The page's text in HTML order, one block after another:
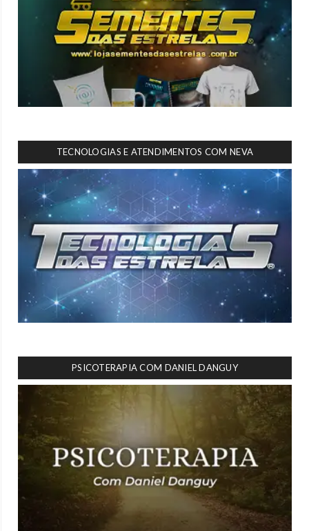
TECNOLOGIAS E ATENDIMENTOS COM NEVA
PSICOTERAPIA COM DANIEL DANGUY